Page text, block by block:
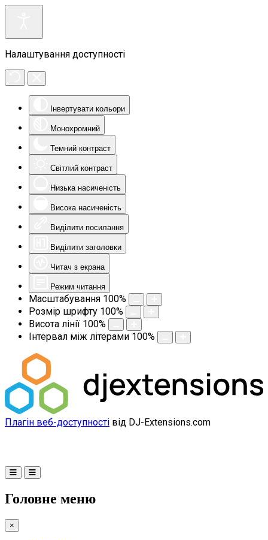
Налаштування доступності
Інвертувати кольори
Монохромний
Темний контраст
Світлий контраст
Низька насиченість
Висока насиченість
Виділити посилання
Виділити заголовки
Читач з екрана
Режим читання
Масштабування 100%
Розмір шрифту 100%
Висота лінії 100%
Інтервал між літерами 100%
Плагін веб-доступності від DJ-Extensions.com
Головне меню
×